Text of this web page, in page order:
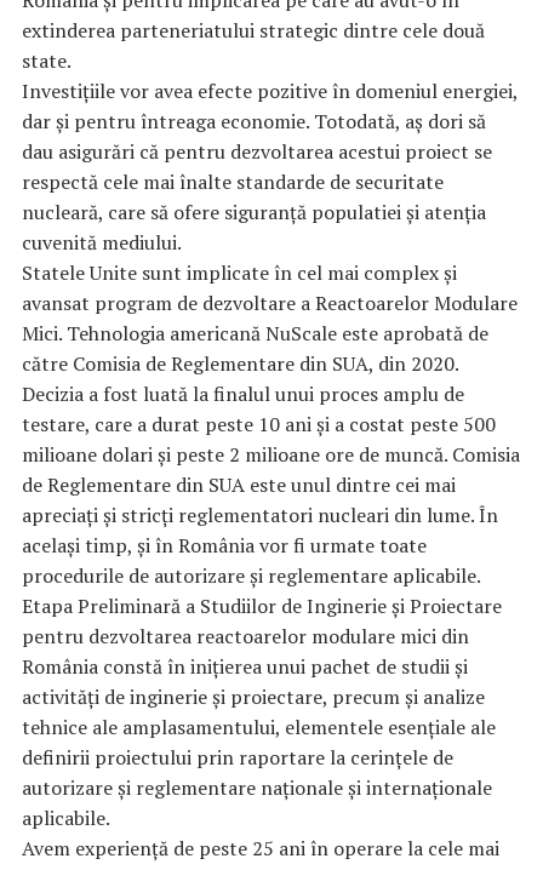
extinderea parteneriatului strategic dintre cele două
state.
Investițiile vor avea efecte pozitive în domeniul energiei,
dar și pentru întreaga economie. Totodată, aș dori să
dau asigurări că pentru dezvoltarea acestui proiect se
respectă cele mai înalte standarde de securitate
nucleară, care să ofere siguranță populatiei și atenția
cuvenită mediului.
Statele Unite sunt implicate în cel mai complex și
avansat program de dezvoltare a Reactoarelor Modulare
Mici. Tehnologia americană NuScale este aprobată de
către Comisia de Reglementare din SUA, din 2020.
Decizia a fost luată la finalul unui proces amplu de
testare, care a durat peste 10 ani și a costat peste 500
milioane dolari și peste 2 milioane ore de muncă. Comisia
de Reglementare din SUA este unul dintre cei mai
apreciați și stricți reglementatori nucleari din lume. În
același timp, și în România vor fi urmate toate
procedurile de autorizare și reglementare aplicabile.
Etapa Preliminară a Studiilor de Inginerie și Proiectare
pentru dezvoltarea reactoarelor modulare mici din
România constă în inițierea unui pachet de studii și
activități de inginerie și proiectare, precum și analize
tehnice ale amplasamentului, elementele esențiale ale
definirii proiectului prin raportare la cerințele de
autorizare și reglementare naționale și internaționale
aplicabile.
Avem experiență de peste 25 ani în operare la cele mai